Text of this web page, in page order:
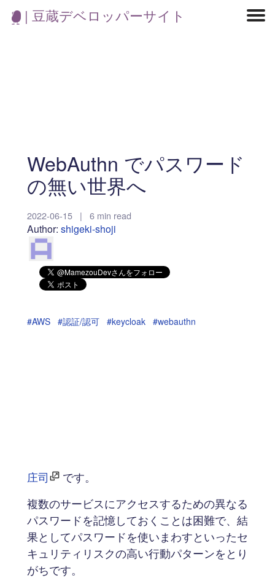
| 豆蔵デベロッパーサイト
WebAuthn でパスワード
の無い世界へ
2022-06-15 | 6 min read
Author: shigeki-shoji
#AWS #認証/認可 #keycloak #webauthn
庄司
です。
複数のサービスにアクセスするための異なる
パスワードを記憶しておくことは困難で、結
果としてパスワードを使いまわすといったセ
キュリティリスクの高い行動パターンをとり
がちです。